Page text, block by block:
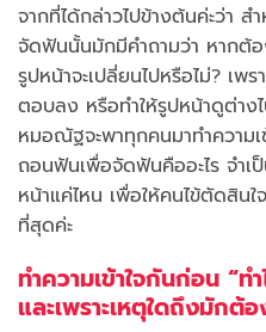
จากที่ได้กล่าวไปข้างต้นค่ะว่า
จัดฟันนั้นมักมีคำถามว่า หาก
รูปหน้าจะเปลี่ยนไปหรือไม่? เพ
ตอบลง หรือทำให้รูปหน้าดูต่าง
หมอณัฐจะพาทุกคนมาทำความเ
ถอนฟันเพื่อจัดฟันคืออะไร จำ
หน้าแค่ไหน เพื่อให้คนไข้ตัดสิน
ที่สุดค่ะ
ทำความเข้าใจกันก่อน “
และเพราะเหตุใดถึงมักต้